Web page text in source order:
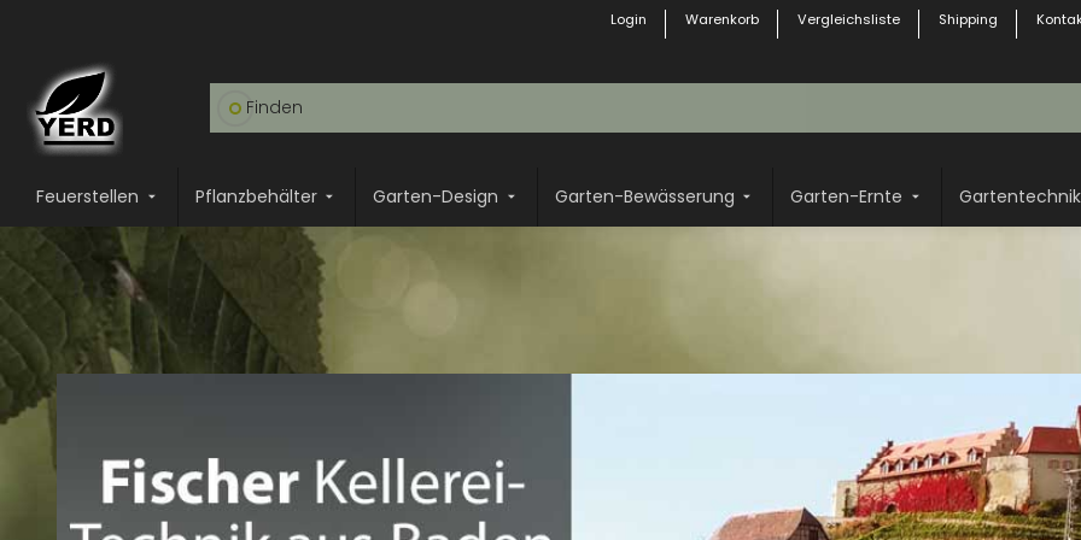
Login Warenkorb Vergleichsliste Shipping
Feuerstellen Pflanzbehälter Garten-Design Garten-Bewässerung Garten-Ernte Gartentechnik